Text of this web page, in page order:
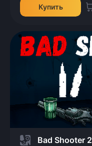
Купить
Bad Shooter 2